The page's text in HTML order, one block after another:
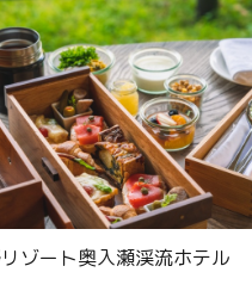
ゾート奥入瀬渓流ホテル